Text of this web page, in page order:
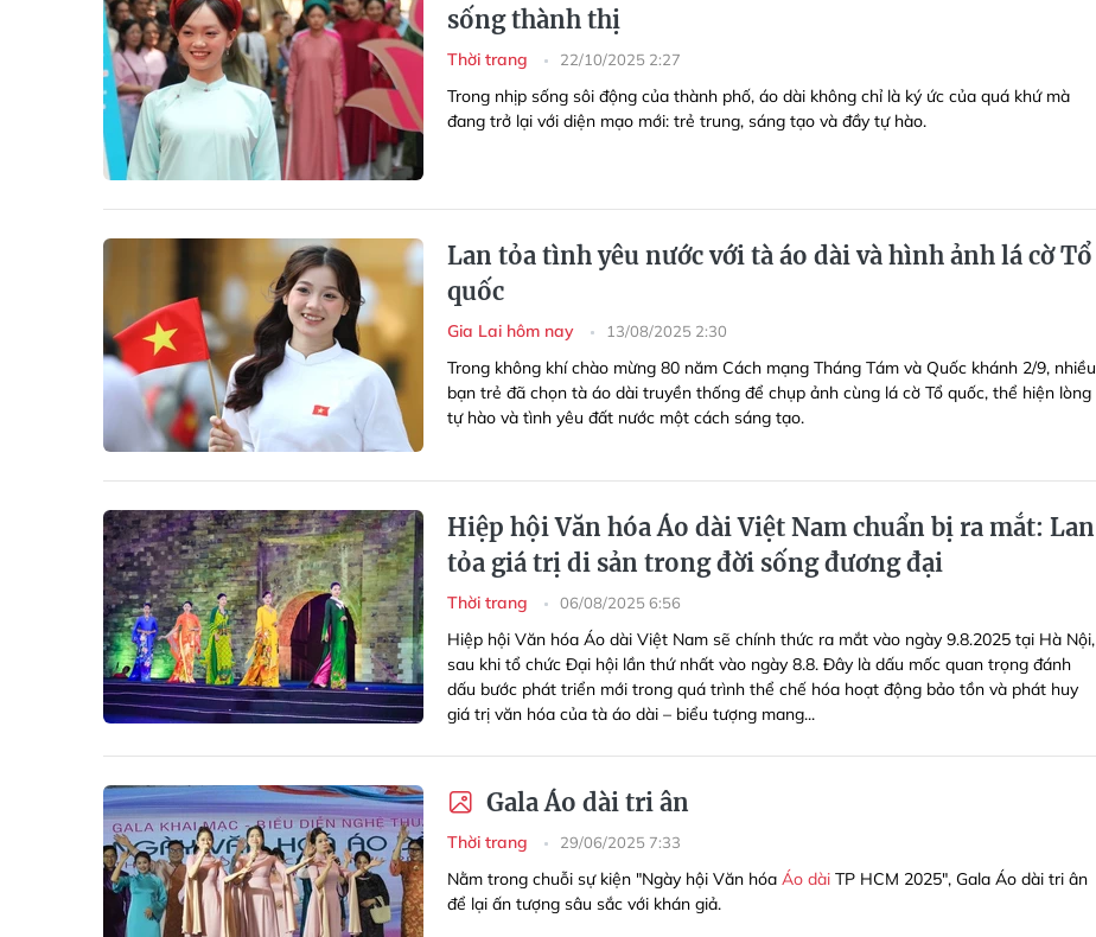
sống thành thị
Thời trang 22/10/2025 2:27
Trong nhịp sống sôi động của thành phố, áo dài không chỉ là ký ức của quá khứ mà
đang trở lại với diện mạo mới: trẻ trung, sáng tạo và đầy tự hào.
Lan tỏa tình yêu nước với tà áo dài và hình ảnh lá cờ Tổ
quốc
Gia Lai hôm nay 13/08/2025 2:30
Trong không khí chào mừng 80 năm Cách mạng Tháng Tám và Quốc khánh 2/9, nhiều
bạn trẻ đã chọn tà áo dài truyền thống để chụp ảnh cùng lá cờ Tổ quốc, thể hiện lòng
tự hào và tình yêu đất nước một cách sáng tạo.
Hiệp hội Văn hóa Áo dài Việt Nam chuẩn bị ra mắt: Lan
tỏa giá trị di sản trong đời sống đương đại
Thời trang 06/08/2025 6:56
Hiệp hội Văn hóa Áo dài Việt Nam sẽ chính thức ra mắt vào ngày 9.8.2025 tại Hà Nội,
sau khi tổ chức Đại hội lần thứ nhất vào ngày 8.8. Đây là dấu mốc quan trọng đánh
dấu bước phát triển mới trong quá trình thể chế hóa hoạt động bảo tồn và phát huy
giá trị văn hóa của tà áo dài – biểu tượng mang...
Gala Áo dài tri ân
Thời trang 29/06/2025 7:33
Nằm trong chuỗi sự kiện "Ngày hội Văn hóa Áo dài TP HCM 2025", Gala Áo dài tri ân
để lại ấn tượng sâu sắc với khán giả.